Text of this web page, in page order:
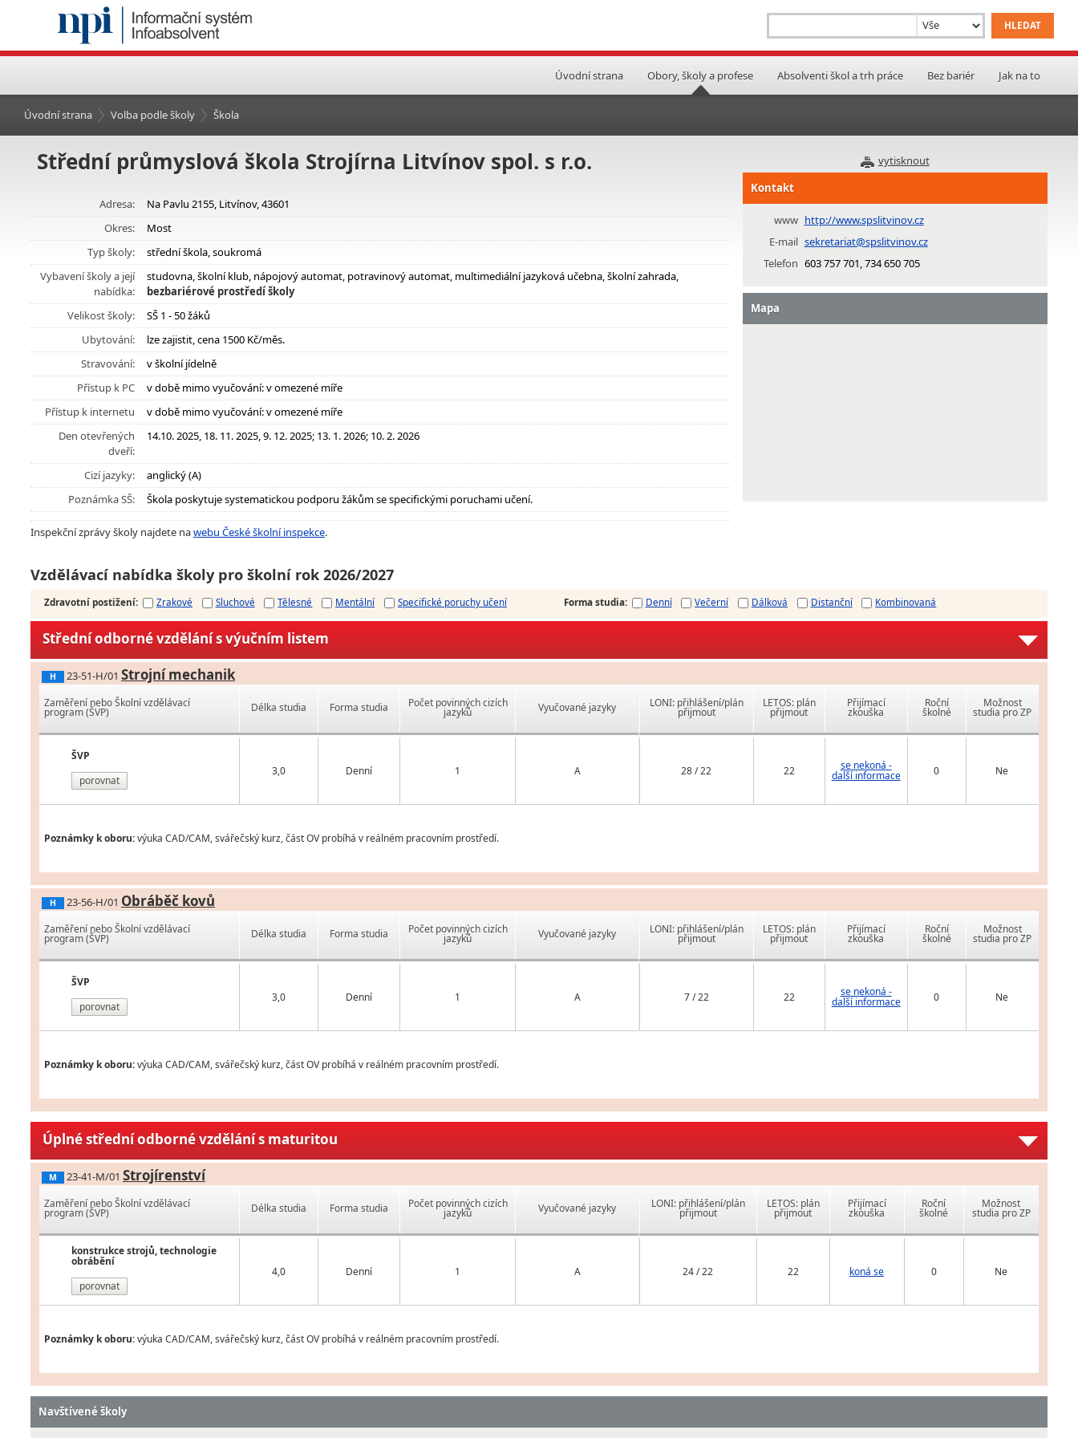
Úvodní strana Obory, školy a profese Absolventi škol a trh práce Bez bariér Jak na to
Úvodní strana Volba podle školy Škola
vytisknout
Střední průmyslová škola Strojírna Litvínov spol. s r.o.
Adresa:
Na Pavlu 2155, Litvínov, 43601
Okres:
Most
Typ školy:
střední škola, soukromá
Vybavení školy a její
nabídka:
studovna, školní klub, nápojový automat, potravinový automat, multimediální jazyková učebna, školní zahrada,
bezbariérové prostředí školy
Velikost školy:
SŠ 1 - 50 žáků
Ubytování:
lze zajistit, cena 1500 Kč/měs.
Stravování:
v školní jídelně
Přístup k PC
v době mimo vyučování: v omezené míře
Přístup k internetu
v době mimo vyučování: v omezené míře
Den otevřených
dveří:
14.10. 2025, 18. 11. 2025, 9. 12. 2025; 13. 1. 2026; 10. 2. 2026
Cizí jazyky:
anglický (A)
Poznámka SŠ:
Škola poskytuje systematickou podporu žákům se specifickými poruchami učení.
Inspekční zprávy školy najdete nawebu České školní inspekce.
Kontakt
www http://www.spslitvinov.cz
E-mail sekretariat@spslitvinov.cz
Telefon 603 757 701, 734 650 705
Mapa
Vzdělávací nabídka školy pro školní rok 2026/2027
Zdravotní postižení: Zrakové Sluchové Tělesné Mentální Specifické poruchy učení Forma studia: Denní Večerní Dálková Distanční Kombinovaná
Střední odborné vzdělání s výučním listem
H 23-51-H/01 Strojní mechanik
Zaměření nebo Školní vzdělávací
program (ŠVP)
ŠVP
porovnat
Délka studia Forma studia Počet povinných cizích
jazyků Vyučované jazyky
3,0 Denní 1 A
LONI: přihlášení/plán
přijmout
LETOS: plán
přijmout
Přijímací
zkouška
Roční
školné
Možnost
studia pro ZP
28 / 22 22 se nekoná -
další informace 0 Ne
Poznámky k oboru:výuka CAD/CAM, svářečský kurz, část OV probíhá v reálném pracovním prostředí.
H 23-56-H/01 Obráběč kovů
Zaměření nebo Školní vzdělávací
program (ŠVP)
ŠVP
porovnat
Délka studia Forma studia Počet povinných cizích
jazyků Vyučované jazyky
3,0 Denní 1 A
LONI: přihlášení/plán
přijmout
LETOS: plán
přijmout
Přijímací
zkouška
Roční
školné
Možnost
studia pro ZP
7 / 22 22 se nekoná -
další informace 0 Ne
Poznámky k oboru:výuka CAD/CAM, svářečský kurz, část OV probíhá v reálném pracovním prostředí.
Úplné střední odborné vzdělání s maturitou
M 23-41-M/01 Strojírenství
Zaměření nebo Školní vzdělávací
program (ŠVP)
konstrukce strojů, technologie
obrábění
porovnat
Délka studia Forma studia Počet povinných cizích
jazyků Vyučované jazyky
4,0 Denní 1 A
LONI: přihlášení/plán
přijmout
LETOS: plán
přijmout
Přijímací
zkouška
Roční
školné
Možnost
studia pro ZP
24 / 22 22 koná se 0 Ne
Poznámky k oboru:výuka CAD/CAM, svářečský kurz, část OV probíhá v reálném pracovním prostředí.
Navštívené školy